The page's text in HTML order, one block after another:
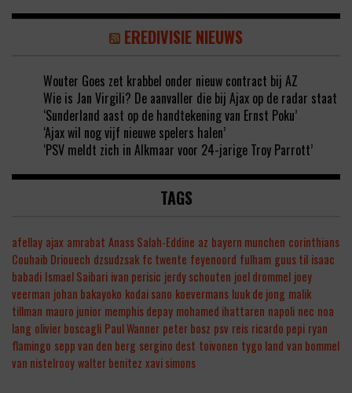
EREDIVISIE NIEUWS
Wouter Goes zet krabbel onder nieuw contract bij AZ
Wie is Jan Virgili? De aanvaller die bij Ajax op de radar staat
‘Sunderland aast op de handtekening van Ernst Poku’
‘Ajax wil nog vijf nieuwe spelers halen’
‘PSV meldt zich in Alkmaar voor 24-jarige Troy Parrott’
TAGS
afellay ajax amrabat Anass Salah-Eddine az bayern munchen corinthians
Couhaib Driouech dzsudzsak fc twente feyenoord fulham guus til isaac
babadi Ismael Saibari ivan perisic jerdy schouten joel drommel joey
veerman johan bakayoko kodai sano koevermans luuk de jong malik
tillman mauro junior memphis depay mohamed ihattaren napoli nec noa
lang olivier boscagli Paul Wanner peter bosz psv reis ricardo pepi ryan
flamingo sepp van den berg sergino dest toivonen tygo land van bommel
van nistelrooywalter benitez xavi simons